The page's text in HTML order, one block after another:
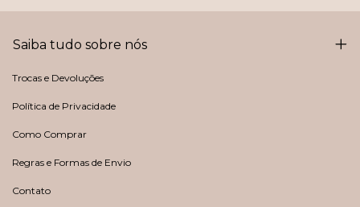
Saiba tudo sobre nós
Trocas e Devoluções
Política de Privacidade
Como Comprar
Regras e Formas de Envio
Contato